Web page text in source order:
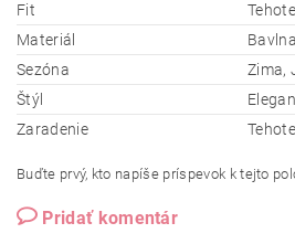
Fit
Materiál
Sezóna
Zima,
Štýl
Zaradenie
Buďte prvý, kto napíše príspevok k tejto
Pridať komentár